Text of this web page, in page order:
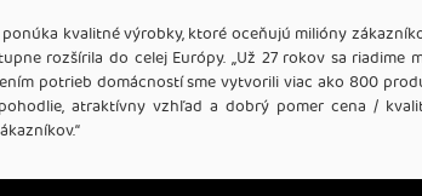
kvalitné výrobky, ktoré oceňujú milióny
rozšírila do celej Európy. ,,Už 27 rokov sa
potrieb domácností sme vytvorili viac ako 800
atraktívny vzhľad a dobrý pomer cena /